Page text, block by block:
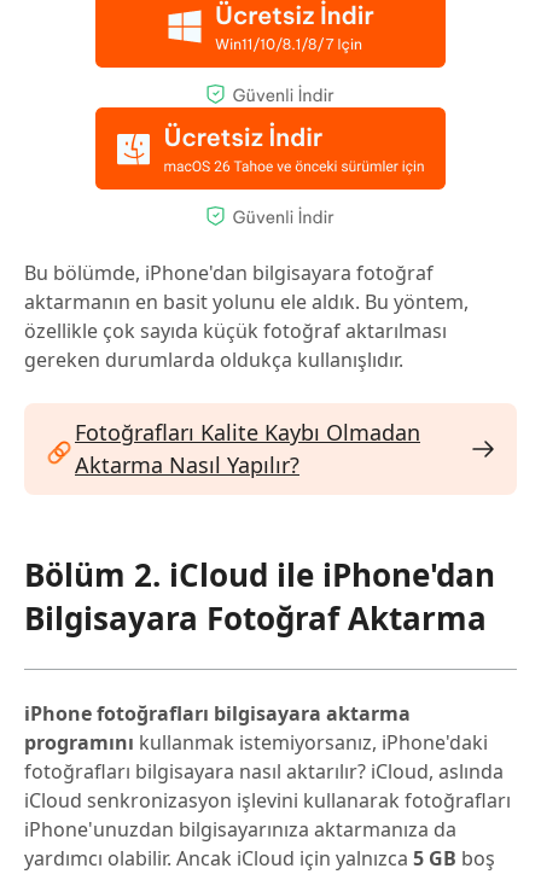
Bu bölümde, iPhone'dan bilgisayara fotoğraf
aktarmanın en basit yolunu ele aldık. Bu yöntem,
özellikle çok sayıda küçük fotoğraf aktarılması
gereken durumlarda oldukça kullanışlıdır.
Fotoğrafları Kalite Kaybı Olmadan
Aktarma Nasıl Yapılır?
Bölüm 2. iCloud ile iPhone'dan
Bilgisayara Fotoğraf Aktarma
iPhone fotoğrafları bilgisayara aktarma
programını kullanmak istemiyorsanız, iPhone'daki
fotoğrafları bilgisayara nasıl aktarılır? iCloud, aslında
iCloud senkronizasyon işlevini kullanarak fotoğrafları
iPhone'unuzdan bilgisayarınıza aktarmanıza da
yardımcı olabilir. Ancak iCloud için yalnızca 5 GB boş